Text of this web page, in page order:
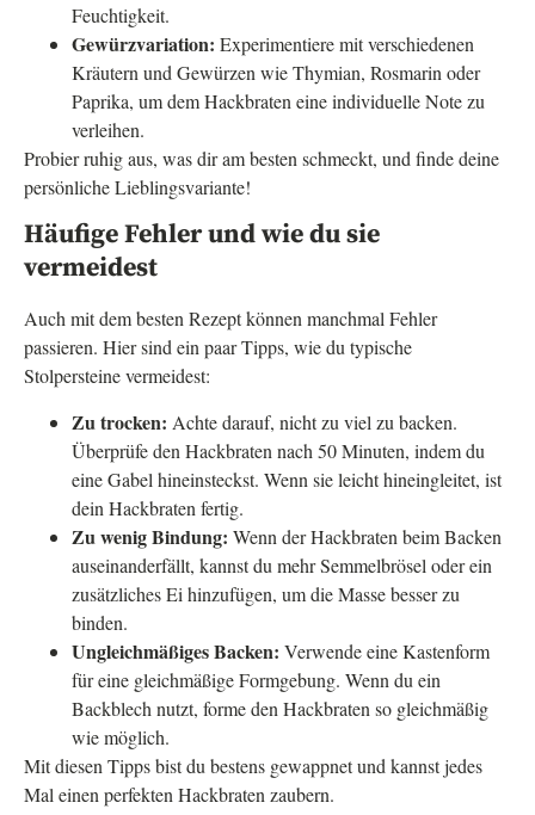
Feuchtigkeit.
Gewürzvariation: Experimentiere mit verschiedenen
Kräutern und Gewürzen wie Thymian, Rosmarin oder
Paprika, um dem Hackbraten eine individuelle Note zu
verleihen.
Probier ruhig aus, was dir am besten schmeckt, und finde deine
persönliche Lieblingsvariante!
Häufige Fehler und wie du sie
vermeidest
Auch mit dem besten Rezept können manchmal Fehler
passieren. Hier sind ein paar Tipps, wie du typische
Stolpersteine vermeidest:
Zu trocken: Achte darauf, nicht zu viel zu backen.
Überprüfe den Hackbraten nach 50 Minuten, indem du
eine Gabel hineinsteckst. Wenn sie leicht hineingleitet, ist
dein Hackbraten fertig.
Zu wenig Bindung: Wenn der Hackbraten beim Backen
auseinanderfällt, kannst du mehr Semmelbrösel oder ein
zusätzliches Ei hinzufügen, um die Masse besser zu
binden.
Ungleichmäßiges Backen: Verwende eine Kastenform
für eine gleichmäßige Formgebung. Wenn du ein
Backblech nutzt, forme den Hackbraten so gleichmäßig
wie möglich.
Mit diesen Tipps bist du bestens gewappnet und kannst jedes
Mal einen perfekten Hackbraten zaubern.